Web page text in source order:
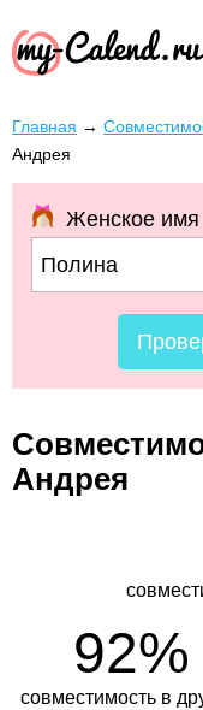
Главная →
Андрея
Женское имя
Андрея
92%
совместимость в